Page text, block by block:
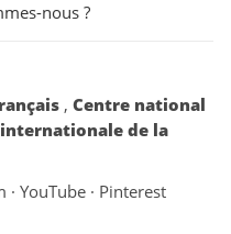
nous ?
, Centre national
de la
· YouTube · Pinterest